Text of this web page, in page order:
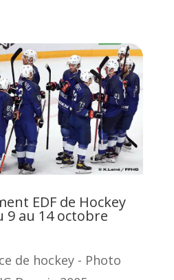
EDF de Hockey
9 au 14 octobre
de hockey - Photo